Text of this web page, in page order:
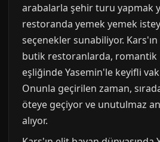
arabalarla şehir turu yapmak
restoranda yemek yemek
seçenekler sunabiliyor.
butik restoranlarda, romantik
eşliğinde Yasemin'le keyifli
Onunla geçirilen zaman,
öteye geçiyor ve unutulmaz
alıyor.